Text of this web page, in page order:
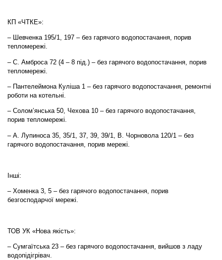
КП «ЧТКЕ»:
– Шевченка 195/1, 197 – без гарячого водопостачання, порив
тепломережі.
– С. Амброса 72 (4 – 8 під.) – без гарячого водопостачання, порив
тепломережі.
– Пантелеймона Куліша 1 – без гарячого водопостачання, ремонтні
роботи на котельні.
– Солом’янська 50, Чехова 10 – без гарячого водопостачання,
порив тепломережі.
– А. Лупиноса 35, 35/1, 37, 39, 39/1, В. Чорновола 120/1 – без
гарячого водопостачання, порив мережі.
Інші:
– Хоменка 3, 5 – без гарячого водопостачання, порив
безгосподарчої мережі.
ТОВ УК «Нова якість»:
– Сумгаїтська 23 – без гарячого водопостачання, вийшов з ладу
водопідігрівач.